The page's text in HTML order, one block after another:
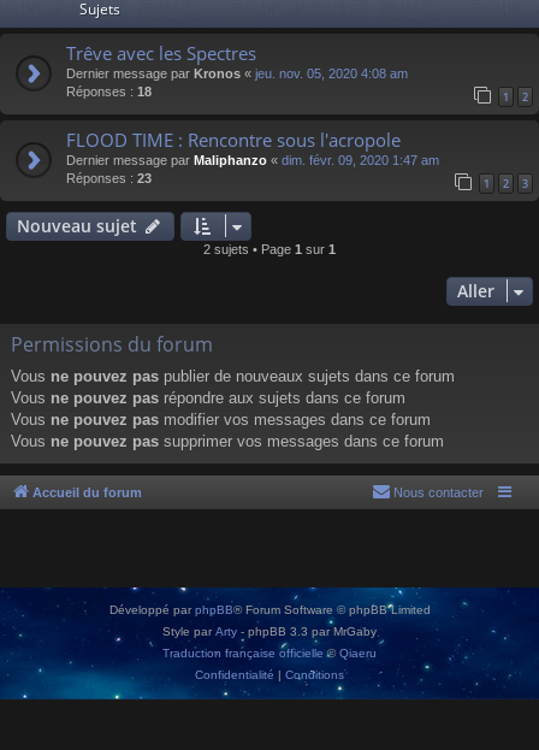
Sujets
Trêve avec les Spectres
Dernier message par Kronos « jeu. nov. 05, 2020 4:08 am
Réponses : 18 1 2
FLOOD TIME : Rencontre sous l'acropole
Dernier message par Maliphanzo « dim. févr. 09, 2020 1:47 am
Réponses : 23 1 2 3
Nouveau sujet
2 sujets • Page 1 sur 1
Aller
Permissions du forum
Vous ne pouvez pas publier de nouveaux sujets dans ce forum
Vous ne pouvez pas répondre aux sujets dans ce forum
Vous ne pouvez pas modifier vos messages dans ce forum
Vous ne pouvez pas supprimer vos messages dans ce forum
Accueil du forum Nous contacter
Développé par phpBB® Forum Software © phpBB Limited
Style parArty - phpBB 3.3 par MrGaby
Traduction française officielle ©Qiaeru
Confidentialité | Conditions